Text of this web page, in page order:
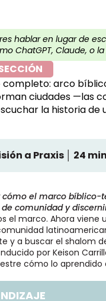
hablar en lugar de
ChatGPT, Claude, o
arco
ciudades —las
la historia
a Praxis │ 24 min
el marco bíblico-
comunidad y
el marco. Ahora viene
y a buscar el shalom
por Keison
cómo lo